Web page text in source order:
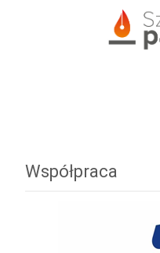
Współpraca